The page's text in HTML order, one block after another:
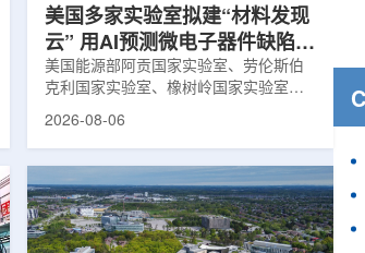
美国多家实验室拟建“材料发现
云” 用AI预测微电子器件缺陷影
响
美国能源部阿贡国家实验室、劳伦斯伯
克利国家实验室、橡树岭国家实验室和
智能框架，预测微小缺陷如何影响微电
子器件的性能和寿命。材料发现云可视
化图，这是一个基于物理学原理的人工
智能框架，它整合了实验数据、模拟和
高性能计算，用于预测微小缺陷如何影
2026-08-06